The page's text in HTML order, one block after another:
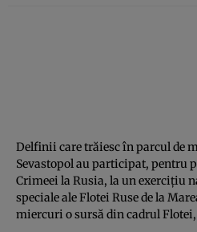
Delfinii care trăiesc în parcul de
Sevastopol au participat, pentru
Crimeei la Rusia, la un exerciţiu
speciale ale Flotei Ruse de la
miercuri o sursă din cadrul